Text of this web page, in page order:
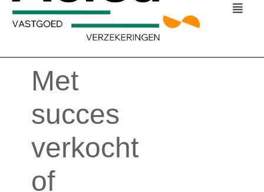
Met
succes
verkocht
of